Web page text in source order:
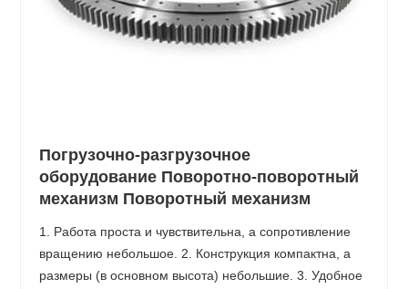
Погрузочно-разгрузочное
оборудование Поворотно-поворотный
механизм Поворотный механизм
1. Работа проста и чувствительна, а сопротивление
вращению небольшое. 2. Конструкция компактна, а
размеры (в основном высота) небольшие. 3. Удобное